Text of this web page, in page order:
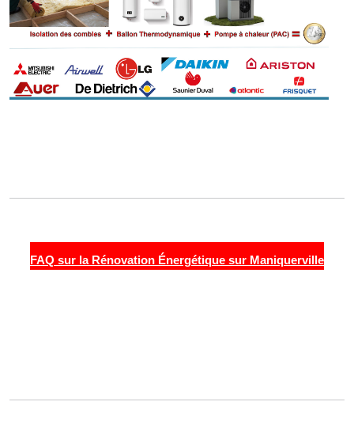
FAQ sur la Rénovation Énergétique sur Maniquerville